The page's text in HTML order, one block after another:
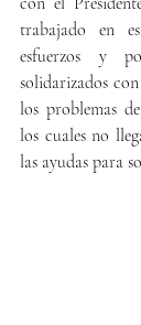
trabajado en
esfuerzos y
solidarizados
los problemas
los cuales no
las ayudas para